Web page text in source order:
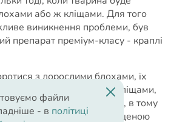
або ж кліщами. Для того
виникнення проблеми, був
препарат преміум-класу - краплі
з дорослими блохами, їх
волосоїдів, іксодовими кліщами,
аскаридами, гельмінтами, в тому
відрізняються підвищеною
файли
- в політиці